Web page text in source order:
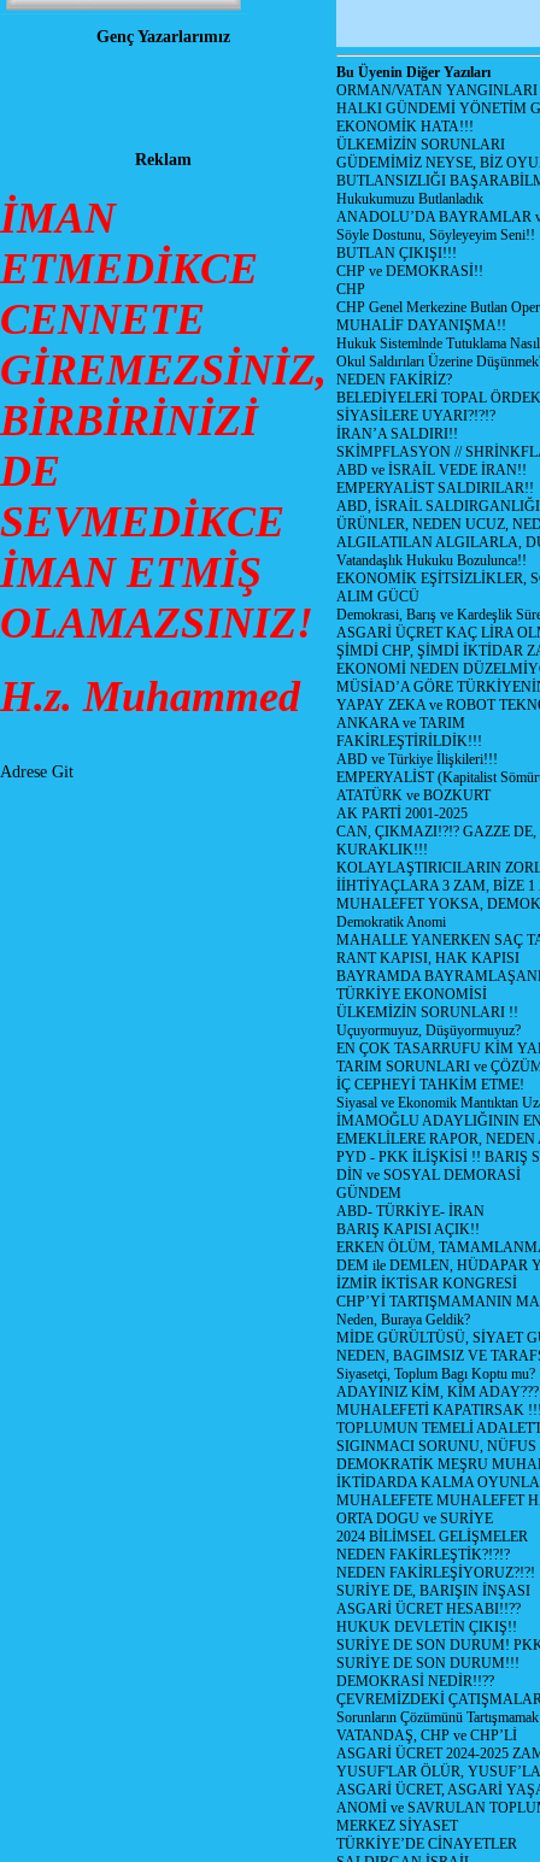
Genç Yazarlarımız
Reklam
İMAN
ETMEDİKCE
CENNETE
GİREMEZSİNİZ,
BİRBİRİNİZİ
DE
SEVMEDİKCE
İMAN ETMİŞ
OLAMAZSINIZ!
H.z. Muhammed
Adrese Git
Bu Üyenin Diğer Yazıları
ORMAN/VATAN
HALKI GÜNDEMİ YÖNETİM
EKONOMİK HATA!!!
ÜLKEMİZİN SORUNLARI
GÜDEMİMİZ NEYSE, BİZ
BUTLANSIZLIĞI
Hukukumuzu Butlanladık
ANADOLU’DA BAYRAMLAR
Söyle Dostunu, Söyleyeyim Seni!!
BUTLAN ÇIKIŞI!!!
CHP ve DEMOKRASİ!!
CHP
CHP Genel Merkezine Butlan
MUHALİF DAYANIŞMA!!
Hukuk Sistemlnde Tutuklama
Okul Saldırıları Üzerine
NEDEN FAKİRİZ?
BELEDİYELERİ TOPAL
SİYASİLERE UYARI?!?!?
İRAN’A SALDIRI!!
SKİMPFLASYON //
ABD ve İSRAİL VEDE İRAN!!
EMPERYALİST SALDIRILAR!!
ABD, İSRAİL SALDIRGANLIĞI
ÜRÜNLER, NEDEN UCUZ,
ALGILATILAN ALGILARLA,
Vatandaşlık Hukuku Bozulunca!!
EKONOMİK EŞİTSİZLİKLER,
ALIM GÜCÜ
Demokrasi, Barış ve Kardeşlik
ASGARİ ÜÇRET KAÇ LİRA
ŞİMDİ CHP, ŞİMDİ İKTİDAR
EKONOMİ NEDEN
MÜSİAD’A GÖRE
YAPAY ZEKA ve ROBOT
ANKARA ve TARIM
FAKİRLEŞTİRİLDİK!!!
ABD ve Türkiye İlişkileri!!!
EMPERYALİST (Kapitalist
ATATÜRK ve BOZKURT
AK PARTİ 2001-2025
CAN, ÇIKMAZI!?!? GAZZE
KURAKLIK!!!
KOLAYLAŞTIRICILARIN
İİHTİYAÇLARA 3 ZAM, BİZE
MUHALEFET YOKSA,
Demokratik Anomi
MAHALLE YANERKEN SAÇ
RANT KAPISI, HAK KAPISI
BAYRAMDA
TÜRKİYE EKONOMİSİ
ÜLKEMİZİN SORUNLARI !!
Uçuyormuyuz, Düşüyormuyuz?
EN ÇOK TASARRUFU KİM
TARIM SORUNLARI ve
İÇ CEPHEYİ TAHKİM ETME!
Siyasal ve Ekonomik Mantıktan
İMAMOĞLU ADAYLIĞININ
EMEKLİLERE RAPOR,
PYD - PKK İLİŞKİSİ !! BARIŞ
DİN ve SOSYAL DEMORASİ
GÜNDEM
ABD- TÜRKİYE- İRAN
BARIŞ KAPISI AÇIK!!
ERKEN ÖLÜM,
DEM ile DEMLEN, HÜDAPAR
İZMİR İKTİSAR KONGRESİ
CHP’Yİ TARTIŞMAMANIN
Neden, Buraya Geldik?
MİDE GÜRÜLTÜSÜ, SİYAET
NEDEN, BAGIMSIZ VE
Siyasetçi, Toplum Bagı Koptu mu?
ADAYINIZ KİM, KİM ADAY???
MUHALEFETİ KAPATIRSAK
TOPLUMUN TEMELİ
SIGINMACI SORUNU,
DEMOKRATİK MEŞRU
İKTİDARDA KALMA
MUHALEFETE MUHALEFET
ORTA DOGU ve SURİYE
2024 BİLİMSEL GELİŞMELER
NEDEN FAKİRLEŞTİK?!?!?
NEDEN FAKİRLEŞİYORUZ?!?!
SURİYE DE, BARIŞIN İNŞASI
ASGARİ ÜCRET HESABI!!??
HUKUK DEVLETİN ÇIKIŞ!!
SURİYE DE SON DURUM!
SURİYE DE SON DURUM!!!
DEMOKRASİ NEDİR!!??
ÇEVREMİZDEKİ
Sorunların Çözümünü
VATANDAŞ, CHP ve CHP’Lİ
ASGARİ ÜCRET 2024-2025
YUSUF'LAR ÖLÜR,
ASGARİ ÜCRET, ASGARİ
ANOMİ ve SAVRULAN
MERKEZ SİYASET
TÜRKİYE’DE CİNAYETLER